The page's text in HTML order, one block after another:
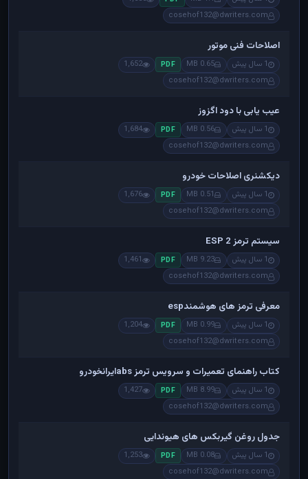
cosehof132@dwriters.com
اصلاحات فنی موتور
1 سال پیش 0.65 MB
PDF
1,652
cosehof132@dwriters.com
عیب یابی با دود اگزوز
1 سال پیش 0.56 MB
PDF
1,684
cosehof132@dwriters.com
دیکشنری اصلاحات خودرو
1 سال پیش 0.51 MB
PDF
1,676
cosehof132@dwriters.com
سیستم ترمز ESP 2
1 سال پیش 9.23 MB
PDF
1,461
cosehof132@dwriters.com
معرفی ترمز های هوشمندesp
1 سال پیش 0.99 MB
PDF
1,204
cosehof132@dwriters.com
کتاب راهنمای تعمیرات و سرویس ترمز absایرانخودرو
1 سال پیش 8.99 MB
PDF
1,427
cosehof132@dwriters.com
جدول روغن گیربکس های هیوندایی
1 سال پیش 0.08 MB
PDF
1,253
cosehof132@dwriters.com